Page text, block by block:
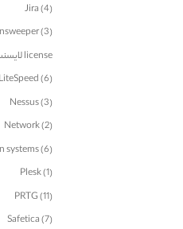
Jira(4)
(3)
license لایسنس
LiteSpeed(6)
Nessus(3)
Network(2)
systems(6)
Plesk(1)
PRTG(11)
Safetica(7)